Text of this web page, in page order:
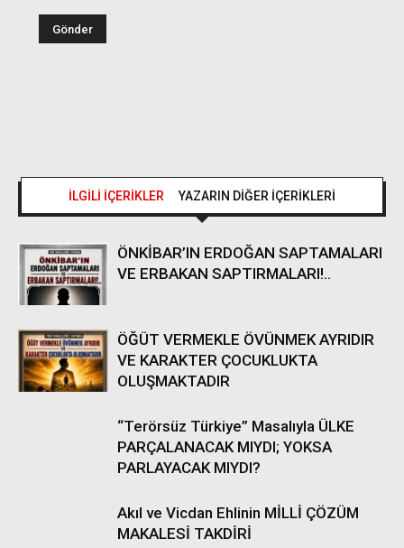
İLGİLİ İÇERİKLER YAZARIN DİĞER İÇERİKLERİ
ÖNKİBAR’IN ERDOĞAN SAPTAMALARI
VE ERBAKAN SAPTIRMALARI!..
ÖĞÜT VERMEKLE ÖVÜNMEK AYRIDIR
VE KARAKTER ÇOCUKLUKTA
OLUŞMAKTADIR
“Terörsüz Türkiye” Masalıyla ÜLKE
PARÇALANACAK MIYDI; YOKSA
PARLAYACAK MIYDI?
Akıl ve Vicdan Ehlinin MİLLİ ÇÖZÜM
MAKALESİ TAKDİRİ